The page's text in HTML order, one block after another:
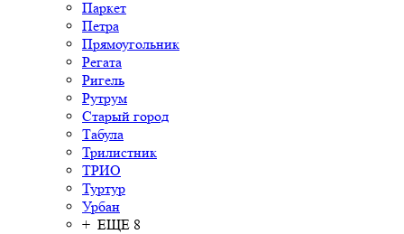
Паркет
Петра
Прямоугольник
Регата
Ригель
Рутрум
Старый город
Табула
Трилистник
ТРИО
Туртур
Урбан
+ ЕЩЕ 8